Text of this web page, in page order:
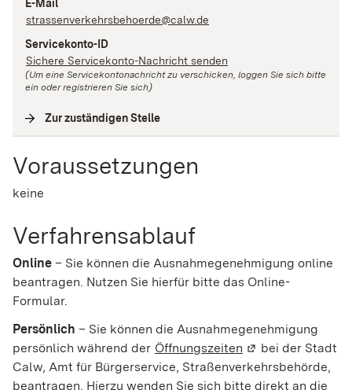
E-Mail
strassenverkehrsbehoerde@calw.de
Servicekonto-ID
Sichere Servicekonto-Nachricht senden
(Um eine Servicekontonachricht zu verschicken, loggen Sie sich bitte
ein oder registrieren Sie sich)
Zur zuständigen Stelle
Voraussetzungen
keine
Verfahrensablauf
Online – Sie können die Ausnahmegenehmigung online
beantragen. Nutzen Sie hierfür bitte das Online-
Formular.
Persönlich – Sie können die Ausnahmegenehmigung
persönlich während der Öffnungszeiten (Wird in einem
bei der Stadt
Calw, Amt für Bürgerservice, Straßenverkehrsbehörde,
beantragen. Hierzu wenden Sie sich bitte direkt an die